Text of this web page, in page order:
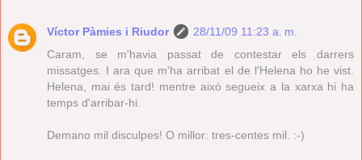
Víctor Pàmies i Riudor
28/11/09 11:23 a. m.
Caram, se m'havia passat de contestar els darrers
missatges. I ara que m'ha arribat el de l'Helena ho he vist.
Helena, mai és tard! mentre això segueix a la xarxa hi ha
temps d'arribar-hi.
Demano mil disculpes! O millor: tres-centes mil. :-)